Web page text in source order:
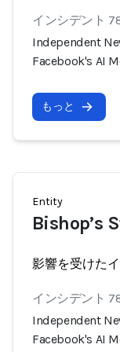
インシデント
Independent
Facebook's AI
もっと
Entity
Bishop’s
影響を受けた
インシデント
Independent
Facebook's AI